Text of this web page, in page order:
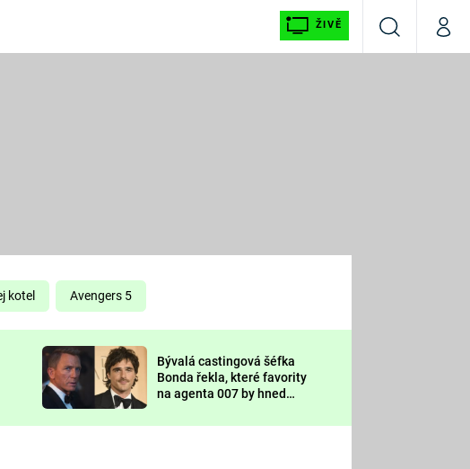
ŽIVĚ
VyhledáváníMůj
Prima LAJK
Sledujte nás
kotel Avengers 5
Bývalá castingová šéfka
Bonda řekla, které favority
na agenta 007 by hned